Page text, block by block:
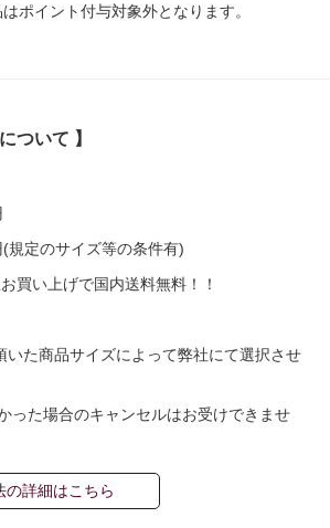
ポイント付与対象外となります。
ついて 】
定のサイズ等の条件有)
買い上げで国内送料無料！！
た商品サイズによって弊社にて選択させ
った場合のキャンセルはお受けできませ
の詳細はこちら